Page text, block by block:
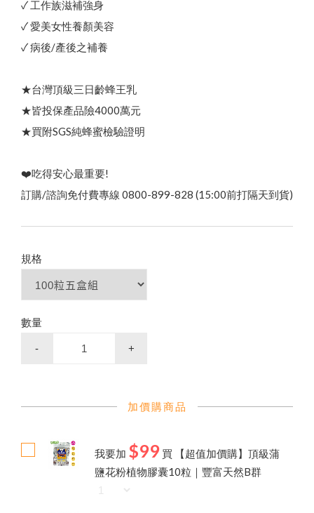
本
月
優
惠
｜
中
秋
蜂
送
禮
⚡
限
時
優
惠
開
跑
✦
活
動
至
9
/
3
0
熱
銷
N
o
.
1
頂
級
蜂
王
乳
+
日
本
芝
麻
素
✦
好
眠
養
顏
三日齡蜂王漿/純蜂王乳膠囊
綠蜂膠葉黃素 ✦ 美國實證專利配方
高
濃
度
巴
西
綠
蜂
膠
（
噴
劑
/
滴
劑
/
膠
囊
/
4
0
0
億
益
生
菌
）
100% 頂級蒲鹽蜂花粉
100% 台灣頂級純蜂蜜
食用說明
特約專區
貨幣轉換
✓ 工作族滋補強身
✓ 愛美女性養顏美容
✓ 病後/產後之補養
★台灣頂級三日齡蜂王乳
★皆投保產品險4000萬元
★買附SGS純蜂蜜檢驗證明
❤️吃得安心最重要!
訂購/諮詢免付費專線 0800-899-828 (15:00前打隔天到貨)
規格
數量
- +
加價購商品
我要加 $99 買
【超值加價購】頂級蒲
鹽花粉植物膠囊10粒｜豐富天然B群